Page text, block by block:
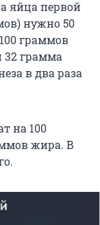
яйца первой
нужно 50
граммов
32 грамма
в два раза
на 100
жира. В